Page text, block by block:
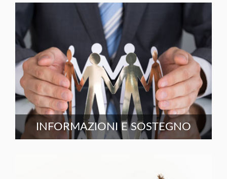
INFORMAZIONI E SOSTEGNO